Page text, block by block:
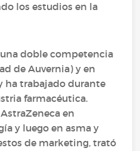
los estudios en la
doble competencia
de Auvernia) y en
ha trabajado durante
farmacéutica.
en
y luego en asma y
de marketing, trató